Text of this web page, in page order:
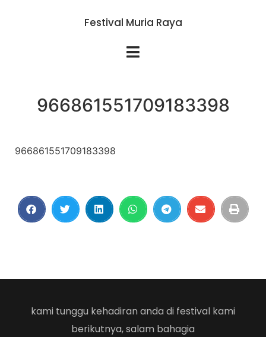
Festival Muria Raya
966861551709183398
966861551709183398
kami tunggu kehadiran anda di festival kami
berikutnya, salam bahagia